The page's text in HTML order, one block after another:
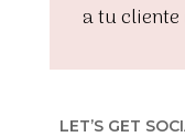
a tu cliente
LET’S GET